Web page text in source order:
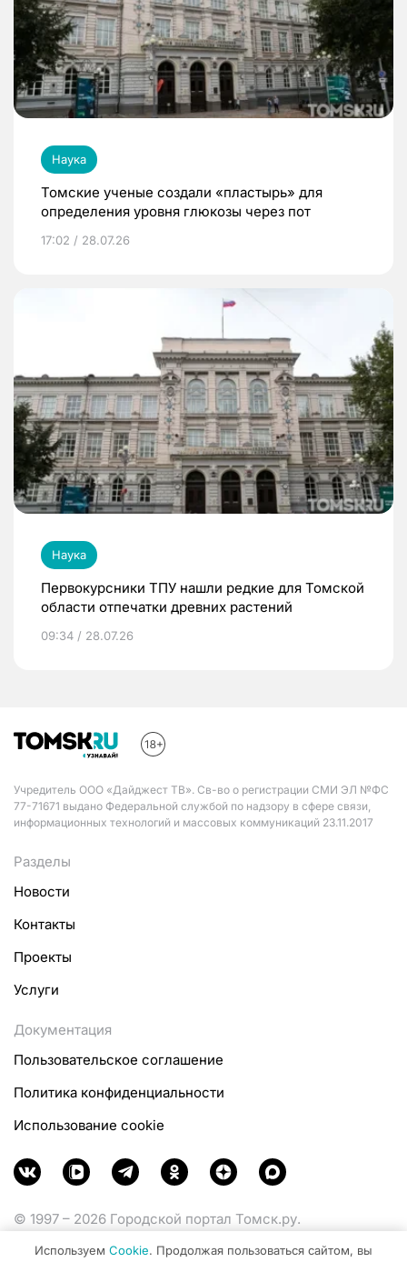
Наука
Томские ученые создали «пластырь» для
определения уровня глюкозы через пот
17:02 / 28.07.26
Наука
Первокурсники ТПУ нашли редкие для Томской
области отпечатки древних растений
09:34 / 28.07.26
Учредитель ООО «Дайджест ТВ». Св-во о регистрации СМИ ЭЛ №ФС
77-71671 выдано Федеральной службой по надзору в сфере связи,
информационных технологий и массовых коммуникаций 23.11.2017
Разделы
Новости
Контакты
Проекты
Услуги
Документация
Пользовательское соглашение
Политика конфиденциальности
Использование cookie
© 1997 – 2026 Городской портал Томск.ру.
Министерства цифрового развития, связи и массовых
Используем Cookie. Продолжая пользоваться сайтом, вы